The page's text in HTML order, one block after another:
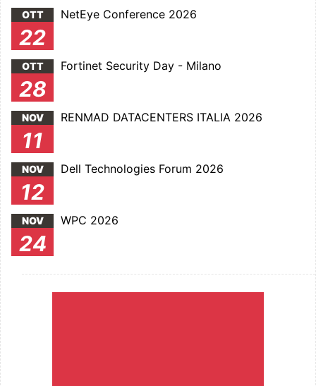
OTT
22
NetEye Conference 2026
OTT
28
Fortinet Security Day - Milano
NOV
11
RENMAD DATACENTERS ITALIA 2026
NOV
12
Dell Technologies Forum 2026
NOV
24
WPC 2026